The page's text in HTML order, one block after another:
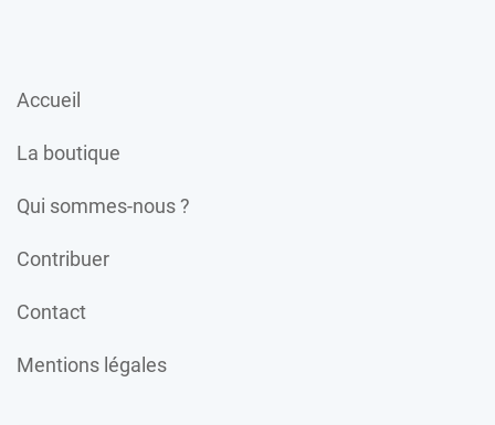
Accueil
La boutique
Qui sommes-nous ?
Contribuer
Contact
Mentions légales